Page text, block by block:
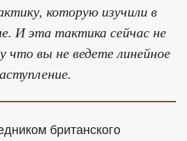
которую изучили в
И эта тактика сейчас не
вы не ведете линейное
британского